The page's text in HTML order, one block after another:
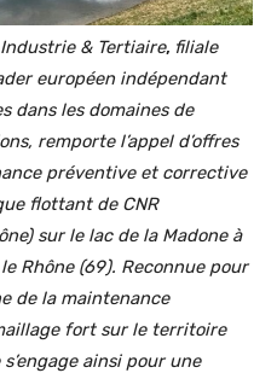
& Tertiaire, filiale
européen indépendant
dans les domaines de
remporte l’appel d’offres
préventive et corrective
flottant de CNR
sur le lac de la Madone à
Rhône (69). Reconnue pour
de la maintenance
fort sur le territoire
ainsi pour une